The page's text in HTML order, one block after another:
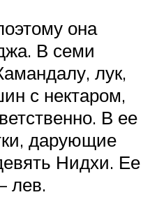
она
В семи
лук,
с нектаром,
В ее
дарующие
Нидхи. Ее
лев.